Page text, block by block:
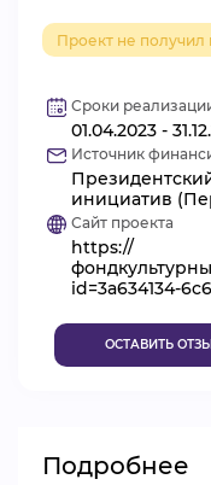
БАЗА
Проект не
Сроки
01.04.2023 -
Источник
инициатив
Сайт проекта
https://
id=3a634134-
ОСТАВИТЬ
Подробнее